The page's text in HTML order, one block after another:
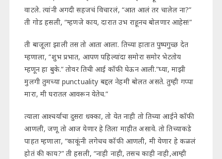
वाटले. त्यांनी अगदी सहजचं विचारलं, “आत आलं तर चालेल ना?”
ती गोड हसली, “म्हणजे काय, दारात उभ राहूनच बोलणार आहेस!”
ती बाजूला झाली तस तो आता आला. तिच्या हातात पुष्पगुच्छ देत
म्हणाला, “शुभ प्रभात, आपण पहिल्यांदा समोरा समोर भेटतोय
म्हणून हा बुके.” तोवर तिची आई कॉफी घेऊन आली.”घ्या, माझी
मुलगी तुमच्या punctuality बद्दल नेहमी बोलत असते. तुम्ही गप्पा
मारा, मी घरातल आवरून येतेच.”
त्याला आश्चर्याचा दुसरा धक्का, तो येत नाही तो तिच्या आईने कॉफी
आणली, जणू तो आज येणार हे तिला माहीत असावे. तो तिच्याकडे
पाहत म्हणाला, “काकूंनी लगेचच कॉफी आणली, मी येणार हे कळलं
होतं की काय?” ती हसली, “नाही नाही, तसच काही नाही,आम्ही